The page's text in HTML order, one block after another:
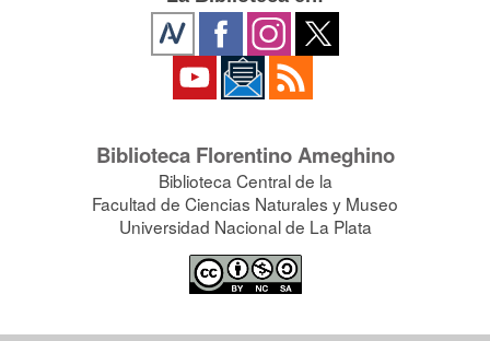
Biblioteca Florentino Ameghino
Biblioteca Central de la
Facultad de Ciencias Naturales y Museo
Universidad Nacional de La Plata